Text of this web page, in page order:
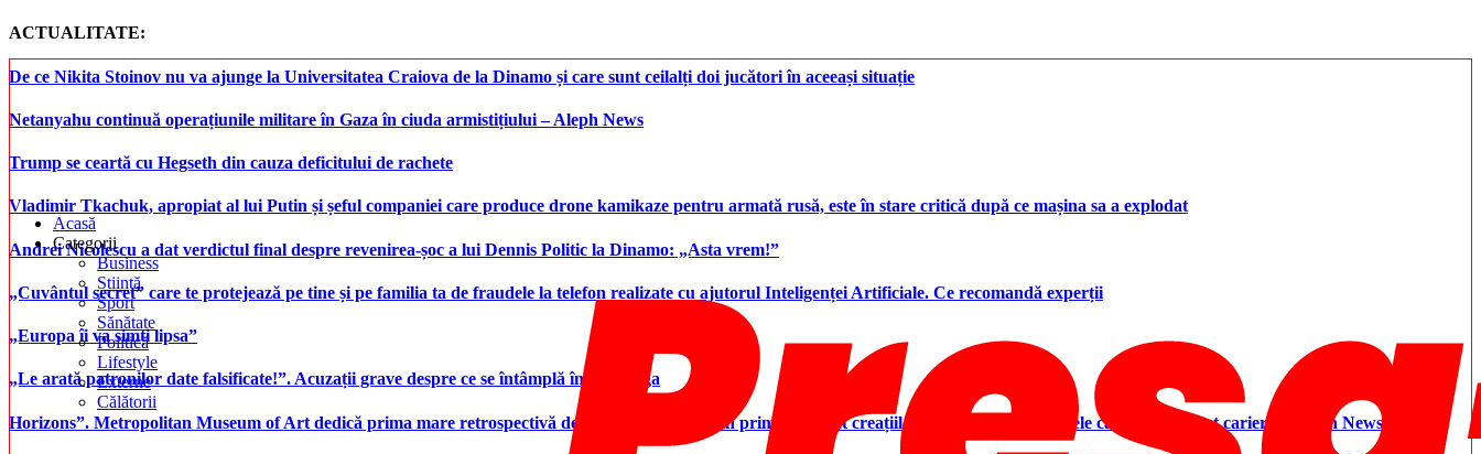
ACTUALITATE:
De ce Nikita Stoinov nu va ajunge la Universitatea Craiova de la Dinamo și care sunt ceilalți doi jucători în aceeași situație
Netanyahu continuă operațiunile militare în Gaza în ciuda armistițiului – Aleph News
Trump se ceartă cu Hegseth din cauza deficitului de rachete
Vladimir Tkachuk, apropiat al lui Putin și șeful companiei care produce drone kamikaze pentru armată rusă, este în stare critică după ce mașina sa a explodat
Andrei Nicolescu a dat verdictul final despre revenirea-șoc a lui Dennis Politic la Dinamo: „Asta vrem!”
„Cuvântul secret” care te protejează pe tine și pe familia ta de fraudele la telefon realizate cu ajutorul Inteligenței Artificiale. Ce recomandă experții
„Europa îi va simți lipsa”
„Le arată patronilor date falsificate!”. Acuzații grave despre ce se întâmplă în Superliga
Horizons”. Metropolitan Museum of Art dedică prima mare retrospectivă designerului și aduce în prim-plan atât creațiile sale, cât și controversele care i-au marcat cariera – Aleph News
Acasă
Categorii
Business
Știință
Sport
Sănătate
Politică
Lifestyle
Externe
Călătorii